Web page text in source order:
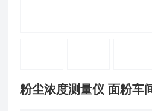
粉尘浓度测量仪 面粉车